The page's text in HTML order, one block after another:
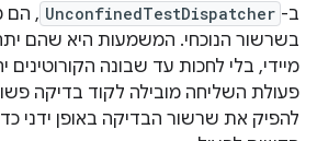
ב- UnconfinedTestDispatcher , הם
בשרשור הנוכחי. המשמעות היא שהם
מיידי, בלי לחכות עד שבונה הקורוטינים
פעולת השליחה מובילה לקוד בדיקה פשוט
להפיק את שרשור הבדיקה באופן ידני